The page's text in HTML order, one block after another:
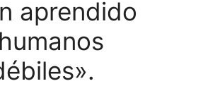
aprendido